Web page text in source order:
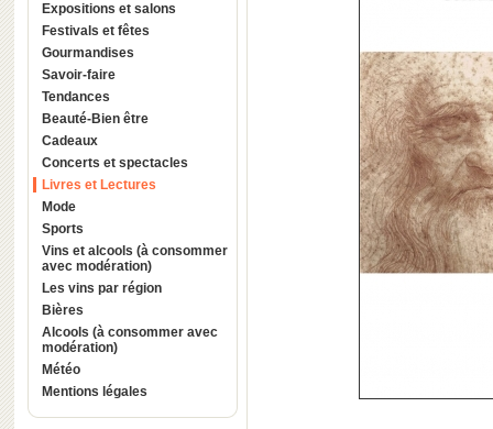
Expositions et salons
Festivals et fêtes
Gourmandises
Savoir-faire
Tendances
Beauté-Bien être
Cadeaux
Concerts et spectacles
Livres et Lectures
Mode
Sports
Vins et alcools (à consommer
avec modération)
Les vins par région
Bières
Alcools (à consommer avec
modération)
Météo
Mentions légales